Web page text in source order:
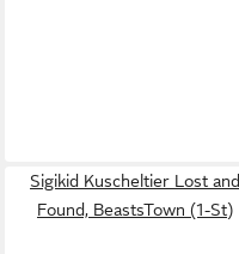
Sigikid Kuscheltier Lost and
Found, BeastsTown (1-St)